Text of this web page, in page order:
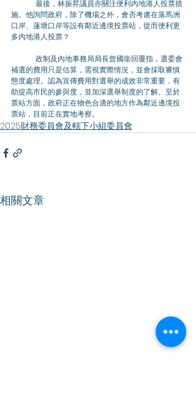
施。他詢問政府，除了機場之外，會否考慮在落馬洲
口岸、蓮塘口岸等設有鄰近邊境投票站，從而便利更
多內地港人投票？
補選的費用只是估算，需視實際情況，並會採取審慎
態度處理。認為宣傳費用對選舉的成效非常重要，有
助提高市民的參與度，並加深選舉制度的了解。至於
票站方面，政府正在物色合適的地方作為鄰近邊境投
票站，目前正在實地考察。
2025財務委員會及轄下小組委員會
相關文章